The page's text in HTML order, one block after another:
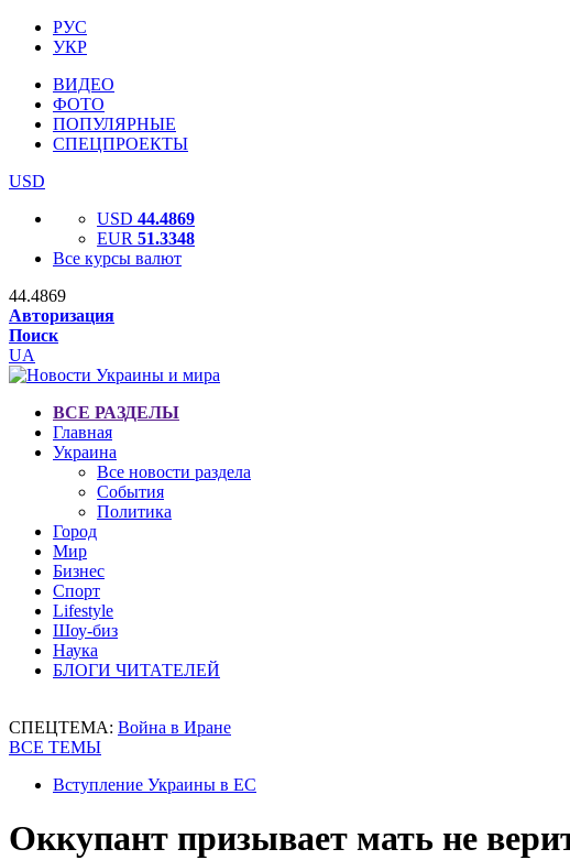
РУС
УКР
ВИДЕО
ФОТО
ПОПУЛЯРНЫЕ
СПЕЦПРОЕКТЫ
USD
USD 44.4869
EUR 51.3348
Все курсы валют
44.4869
Авторизация
Поиск
UA
ВСЕ РАЗДЕЛЫ
Главная
Украина
Все новости раздела
События
Политика
Город
Мир
Бизнес
Спорт
Lifestyle
Шоу-биз
Наука
БЛОГИ ЧИТАТЕЛЕЙ
СПЕЦТЕМА: Война в Иране
ВСЕ ТЕМЫ
Вступление Украины в ЕС
Оккупант призывает мать не